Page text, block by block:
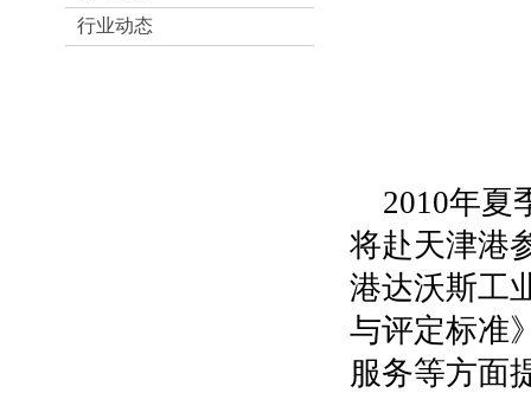
行业动态
2010年夏
将赴天津港
港达沃斯工
与评定标准
服务等方面